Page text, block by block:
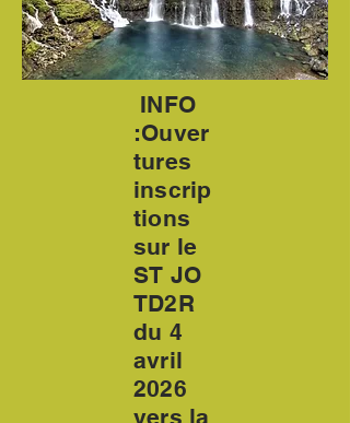
INFO
:Ouver
tures
inscrip
tions
sur le
ST JO
TD2R
du 4
avril
2026
vers la